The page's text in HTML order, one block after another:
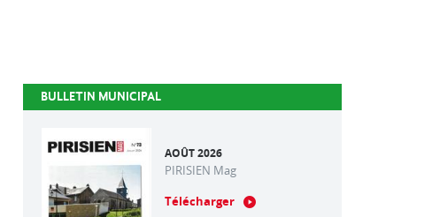
BULLETIN MUNICIPAL
AOÛT 2026
PIRISIEN Mag
Télécharger